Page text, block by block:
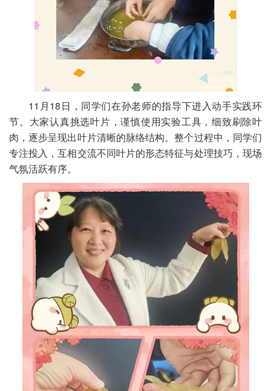
11月18日，同学们在孙老师的指导下进入动手实践环
节。大家认真挑选叶片，谨慎使用实验工具，细致刷除叶
肉，逐步呈现出叶片清晰的脉络结构。整个过程中，同学们
专注投入，互相交流不同叶片的形态特征与处理技巧，现场
气氛活跃有序。